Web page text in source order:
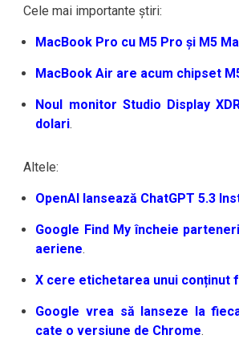
Cele mai importante știri:
MacBook Pro cu M5 Pro și M5
MacBook Air are acum chipset
Noul monitor Studio Display
dolari.
Altele:
OpenAI lansează ChatGPT 5.3
Google Find My încheie
aeriene.
X cere etichetarea unui conținut
Google vrea să lanseze la
cate o versiune de Chrome.